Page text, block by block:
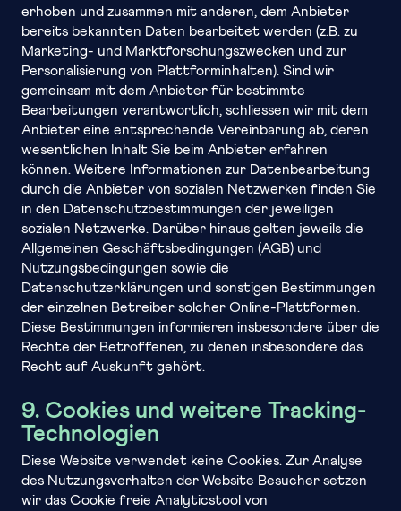
erhoben und zusammen mit anderen, dem Anbieter
bereits bekannten Daten bearbeitet werden (z.B. zu
Marketing- und Marktforschungszwecken und zur
Personalisierung von Plattforminhalten). Sind wir
gemeinsam mit dem Anbieter für bestimmte
Bearbeitungen verantwortlich, schliessen wir mit dem
Anbieter eine entsprechende Vereinbarung ab, deren
wesentlichen Inhalt Sie beim Anbieter erfahren
können. Weitere Informationen zur Datenbearbeitung
durch die Anbieter von sozialen Netzwerken finden Sie
in den Datenschutzbestimmungen der jeweiligen
sozialen Netzwerke. Darüber hinaus gelten jeweils die
Allgemeinen Geschäftsbedingungen (AGB) und
Nutzungsbedingungen sowie die
Datenschutzerklärungen und sonstigen Bestimmungen
der einzelnen Betreiber solcher Online-Plattformen.
Diese Bestimmungen informieren insbesondere über die
Rechte der Betroffenen, zu denen insbesondere das
Recht auf Auskunft gehört.
9. Cookies und weitere Tracking-
Technologien
Diese Website verwendet keine Cookies. Zur Analyse
des Nutzungsverhalten der Website Besucher setzen
wir das Cookie freie Analyticstool von